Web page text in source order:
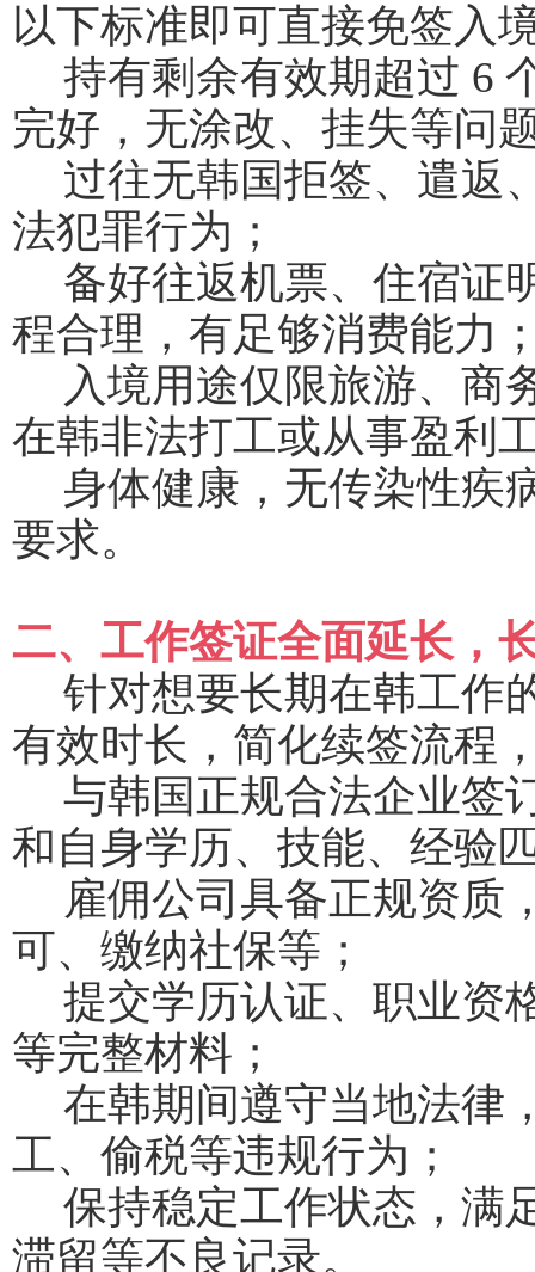
以下标准即可直接免签入
持有剩余有效期超过 6
完好，无涂改、挂失等问
过往无韩国拒签、遣返
法犯罪行为；
备好往返机票、住宿证
程合理，有足够消费能力
入境用途仅限旅游、商
在韩非法打工或从事盈利
身体健康，无传染性疾
要求。
二、工作签证全面延长，
针对想要长期在韩工作
有效时长，简化续签流程
与韩国正规合法企业签
和自身学历、技能、经验
雇佣公司具备正规资质
可、缴纳社保等；
提交学历认证、职业资
等完整材料；
在韩期间遵守当地法律
工、偷税等违规行为；
保持稳定工作状态，满
滞留等不良记录。